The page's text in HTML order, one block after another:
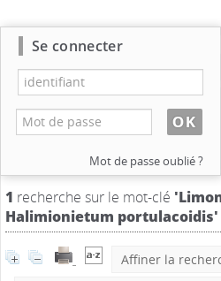
Catalogue de
du
Nouvelle recherche
Résultat de la recherche
1 recherche sur le mot-clé
Halimionietum portulacoidis'
Affiner la
Se connecter
Mot de passe oublié ?